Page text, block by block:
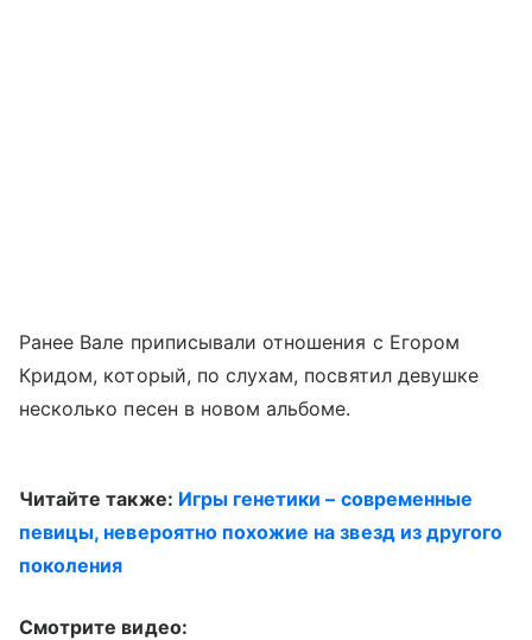
Ранее Вале приписывали отношения с Егором
Кридом, который, по слухам, посвятил девушке
несколько песен в новом альбоме.
Читайте также: Игры генетики – современные
певицы, невероятно похожие на звезд из другого
поколения
Смотрите видео: